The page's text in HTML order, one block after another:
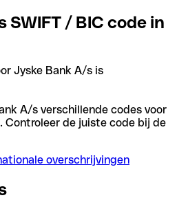
SWIFT / BIC code in
Jyske Bank A/s is
A/s verschillende codes voor
Controleer de juiste code bij de
overschrijvingen